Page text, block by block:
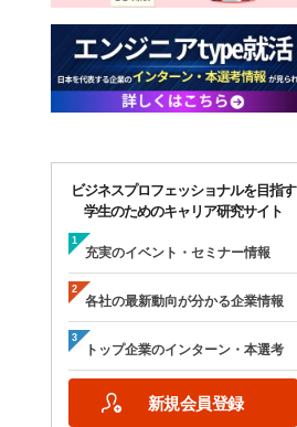
ビジネスプロフェッショナルを目指す
学生のためのキャリア研究サイト
充実のイベント・セミナー情報
各社の最新動向が分かる企業情報
トップ企業のインターン・本選考
新規会員登録